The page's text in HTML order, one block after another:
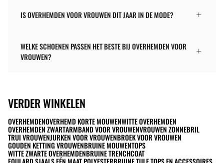
IS OVERHEMDEN VOOR VROUWEN DIT JAAR IN DE MODE?
WELKE SCHOENEN PASSEN HET BESTE BIJ OVERHEMDEN VOOR
VROUWEN?
VERDER WINKELEN
OVERHEMDENOVERHEMD KORTE MOUWENWITTE OVERHEMDEN
OVERHEMDEN ZWARTARMBAND VOOR VROUWENVROUWEN ZONNEBRIL
TRUI VROUWENJURKEN VOOR VROUWENBROEK VOOR VROUWEN
GOUDEN KETTING VROUWENBRUINE MOUWENTOPS
WITTE ZWARTE OVERHEMDENBRUINE TRENCHCOAT